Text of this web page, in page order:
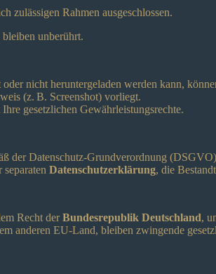
zulässigen Rahmen ausgeschlossen.
unberührt.
nicht heruntergeladen werden kann,
(z. B. Screenshot) vorliegt.
gesetzlichen Gewährleistungsrechte.
der Datenschutz-Grundverordnung
Datenschutzerklärung, die
Recht derBundesrepublik Deutschland,
anderen EU-Land, bleiben zwingende